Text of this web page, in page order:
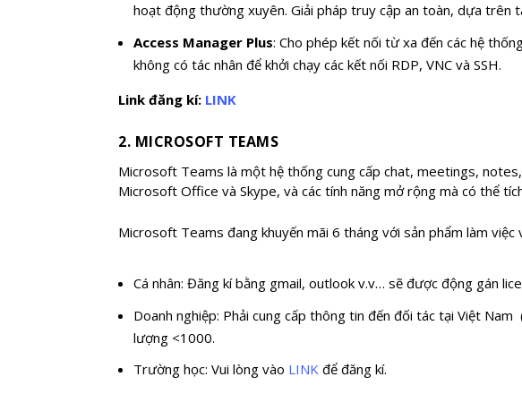
hoạt động thường xuyên. Giải pháp truy cập an toàn, dựa trên
Access Manager Plus: Cho phép kết nối từ xa đến các hệ
không có tác nhân để khởi chạy các kết nối RDP, VNC và SSH.
Link đăng kí: LINK
2. MICROSOFT TEAMS
Microsoft Teams là một hệ thống cung cấp chat, meetings,
Microsoft Office và Skype, và các tính năng mở rộng mà có thể
Microsoft Teams đang khuyến mãi 6 tháng với sản phẩm làm
Cá nhân: Đăng kí bằng gmail, outlook v.v… sẽ được động gán
Doanh nghiệp: Phải cung cấp thông tin đến đối tác tại Việt
lượng <1000.
Trường học: Vui lòng vào LINK để đăng kí.